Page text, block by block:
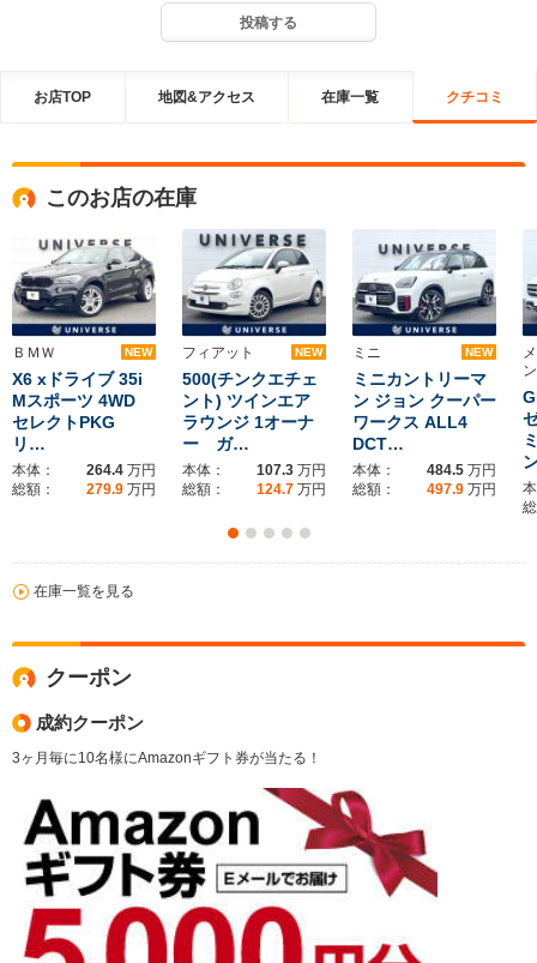
投稿する
お店TOP 地図&アクセス 在庫一覧 クチコミ
このお店の在庫
ＢＭＷ NEW
X6 xドライブ 35i
Mスポーツ 4WD
セレクトPKG
リ…
本体： 264.4 万円
総額：
279.9 万円
フィアット NEW
500(チンクエチェ
ント) ツインエア
ラウンジ 1オーナ
ー ガ…
本体： 107.3 万円
総額：
124.7 万円
ミニ NEW
ミニカントリーマ
ン ジョン クーパー
ワークス ALL4
DCT…
本体： 484.5 万円
総額：
497.9 万円
在庫一覧を見る
クーポン
成約クーポン
3ヶ月毎に10名様にAmazonギフト券が当たる！